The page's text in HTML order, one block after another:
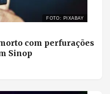
FOTO: PIXABAY
com perfurações
Sinop